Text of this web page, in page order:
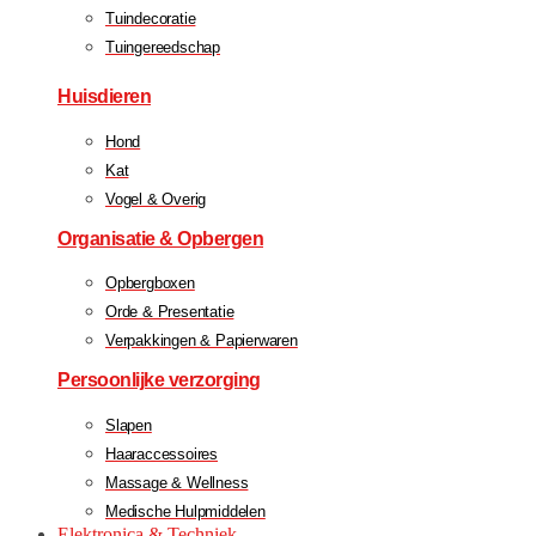
Tuindecoratie
Tuingereedschap
Huisdieren
Hond
Kat
Vogel & Overig
Organisatie & Opbergen
Opbergboxen
Orde & Presentatie
Verpakkingen & Papierwaren
Persoonlijke verzorging
Slapen
Haaraccessoires
Massage & Wellness
Medische Hulpmiddelen